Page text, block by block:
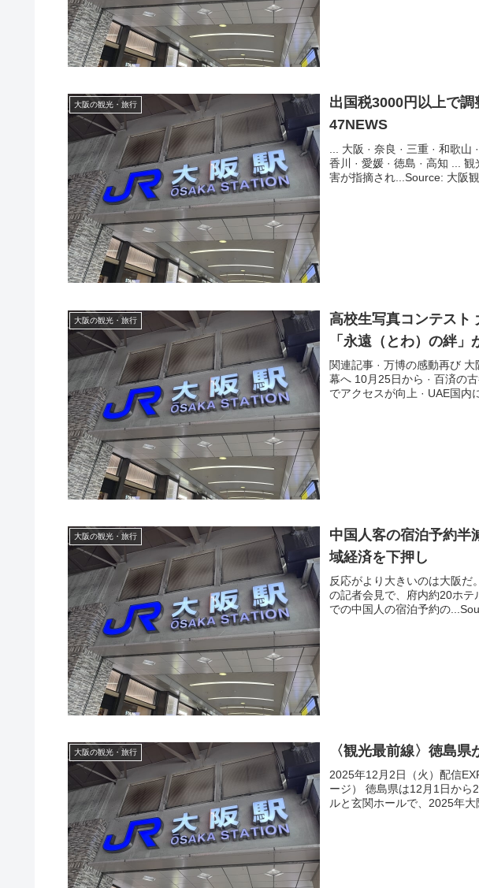
大阪の観光・旅行 出国税3000円以上で
47NEWS
... 大阪 · 奈良 · 三重 · 和歌山
香川 · 愛媛 · 徳島 · 高知 ...
害が指摘され...Source: 大阪観
大阪の観光・旅行 高校生写真コンテスト
「永遠（とわ）の絆」
関連記事 · 万博の感動再び
幕へ 10月25日から · 百済の
でアクセスが向上 · UAE国内
大阪の観光・旅行
中国人客の宿泊予約半
域経済を下押し
反応がより大きいのは大阪だ
の記者会見で、府内約20ホテ
での中国人の宿泊予約の
大阪の観光・旅行 〈観光最前線〉徳島県
2025年12月2日（火）配信
ージ） 徳島県は12月1日から
ルと玄関ホールで、2025年